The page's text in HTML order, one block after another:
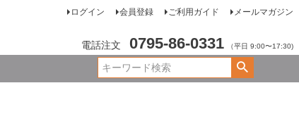
ログイン 会員登録 ご利用ガイド メールマガジン
電話注文 0795-86-0331 （平日 9:00〜17:30)